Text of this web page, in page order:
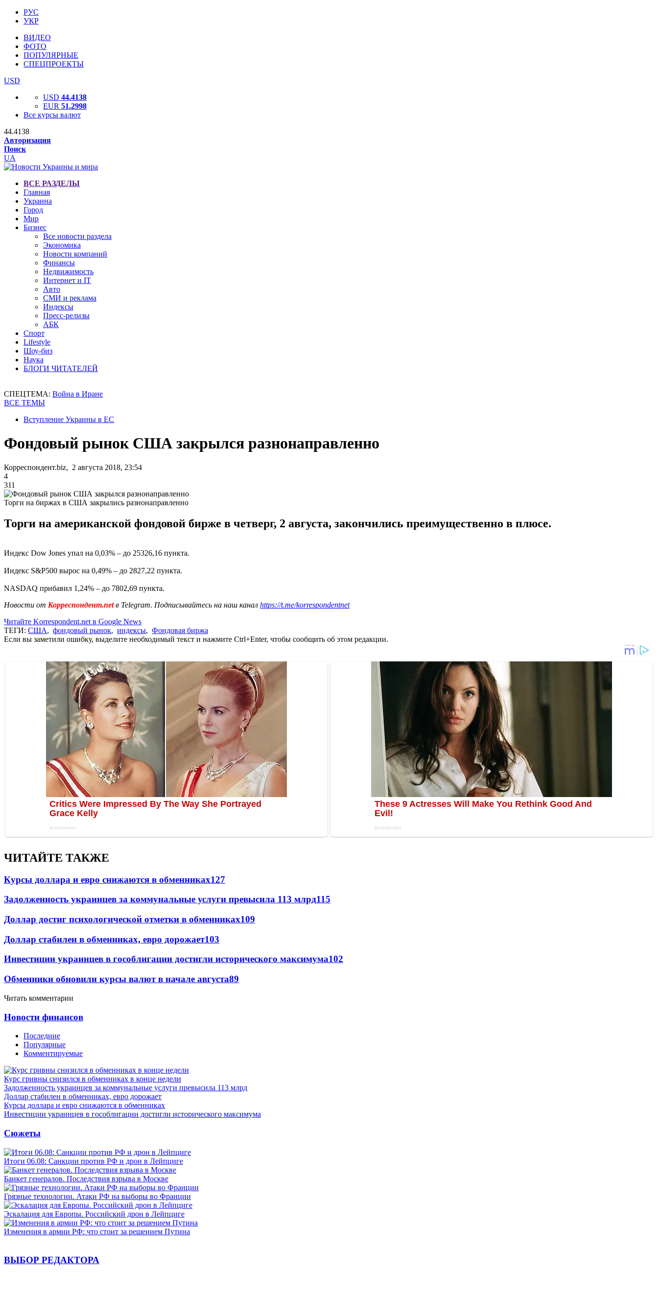
РУС
УКР
ВИДЕО
ФОТО
ПОПУЛЯРНЫЕ
СПЕЦПРОЕКТЫ
USD
USD 44.4138
EUR 51.2998
Все курсы валют
44.4138
Авторизация
Поиск
UA
ВСЕ РАЗДЕЛЫ
Главная
Украина
Город
Мир
Бизнес
Все новости раздела
Экономика
Новости компаний
Финансы
Недвижимость
Интернет и IT
Авто
СМИ и реклама
Индексы
Пресс-релизы
АБК
Спорт
Lifestyle
Шоу-биз
Наука
БЛОГИ ЧИТАТЕЛЕЙ
СПЕЦТЕМА: Война в Иране
ВСЕ ТЕМЫ
Вступление Украины в ЕС
Фондовый рынок США закрылся разнонаправленно
Корреспондент.biz, 2 августа 2018, 23:54
4
311
Торги на биржах в США закрылись разнонаправленно
Торги на американской фондовой бирже в четверг, 2 августа, закончились преимущественно в плюсе.
Индекс Dow Jones упал на 0,03% – до 25326,16 пункта.
Индекс S&P500 вырос на 0,49% – до 2827,22 пункта.
NASDAQ прибавил 1,24% – до 7802,69 пункта.
Новости от Корреспондент.netв Telegram. Подписывайтесь на наш канал https://t.me/korrespondentnet
Читайте Korrespondent.net в Google News
ТЕГИ: США, фондовый рынок, индексы, Фондовая биржа
Если вы заметили ошибку, выделите необходимый текст и нажмите Ctrl+Enter, чтобы сообщить об этом редакции.
ЧИТАЙТЕ ТАКЖЕ
Курсы доллара и евро снижаются в обменниках127
Задолженность украинцев за коммунальные услуги превысила 113 млрд115
Доллар достиг психологической отметки в обменниках109
Доллар стабилен в обменниках, евро дорожает103
Инвестиции украинцев в гособлигации достигли исторического максимума102
Обменники обновили курсы валют в начале августа89
Читать комментарии
Новости финансов
Последние
Популярные
Комментируемые
Курс гривны снизился в обменниках в конце недели
Задолженность украинцев за коммунальные услуги превысила 113 млрд
Доллар стабилен в обменниках, евро дорожает
Курсы доллара и евро снижаются в обменниках
Инвестиции украинцев в гособлигации достигли исторического максимума
Сюжеты
Итоги 06.08: Санкции против РФ и дрон в Лейпциге
Банкет генералов. Последствия взрыва в Москве
Грязные технологии. Атаки РФ на выборы во Франции
Эскалация для Европы. Российский дрон в Лейпциге
Изменения в армии РФ: что стоит за решением Путина
ВЫБОР РЕДАКТОРА